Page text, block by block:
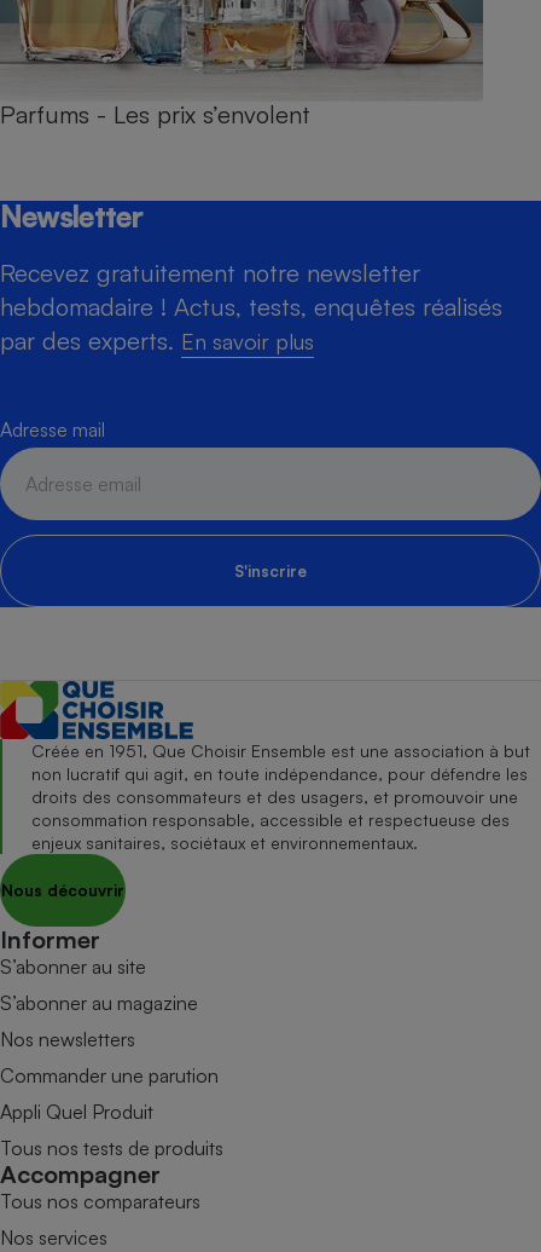
Parfums - Les prix s’envolent
Newsletter
Recevez gratuitement notre newsletter
hebdomadaire ! Actus, tests, enquêtes réalisés
par des experts. En savoir plus
Adresse mail
S'inscrire
Créée en 1951, Que Choisir Ensemble est une association à but
non lucratif qui agit, en toute indépendance, pour défendre les
droits des consommateurs et des usagers, et promouvoir une
consommation responsable, accessible et respectueuse des
enjeux sanitaires, sociétaux et environnementaux.
Nous découvrir
Informer
S’abonner au site
S’abonner au magazine
Nos newsletters
Commander une parution
Appli Quel Produit
Tous nos tests de produits
Accompagner
Tous nos comparateurs
Nos services